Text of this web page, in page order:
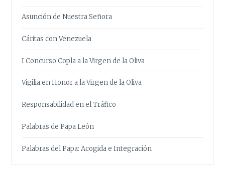
Asunción de Nuestra Señora
Cáritas con Venezuela
I Concurso Copla a la Virgen de la Oliva
Vigilia en Honor a la Virgen de la Oliva
Responsabilidad en el Tráfico
Palabras de Papa León
Palabras del Papa: Acogida e Integración